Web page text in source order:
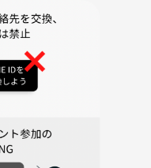
の主催の方やオーナー様の
クルへの引き抜きや勧誘行
での参加をお願いします。
する方、運営側の指示に従
てふさわしくないと判断し
。
さを味わえるフットサルイ